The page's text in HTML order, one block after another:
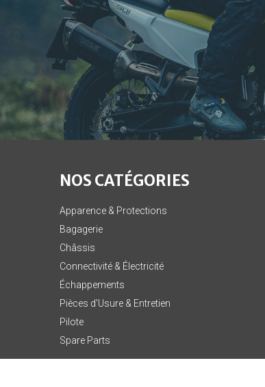
NOS CATÉGORIES
Apparence & Protections
Bagagerie
Châssis
Connectivité & Électricité
Échappements
Pièces d'Usure & Entretien
Pilote
Spare Parts